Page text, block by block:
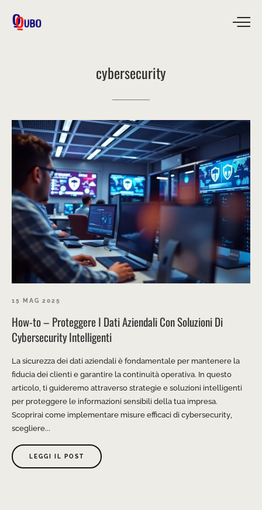
cybersecurity
15 MAG 2025
How-to – Proteggere I Dati Aziendali Con Soluzioni Di
Cybersecurity Intelligenti
La sicurezza dei dati aziendali è fondamentale per mantenere la
fiducia dei clienti e garantire la continuità operativa. In questo
articolo, ti guideremo attraverso strategie e soluzioni intelligenti
per proteggere le informazioni sensibili della tua impresa.
Scoprirai come implementare misure efficaci di cybersecurity,
scegliere...
LEGGI IL POST